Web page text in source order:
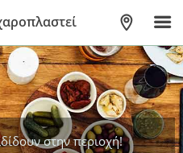
στην περιοχή!